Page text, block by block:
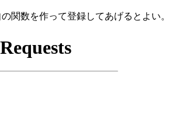
関数を作って登録してあげるとよい。